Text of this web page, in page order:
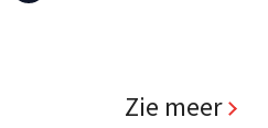
Zie meer